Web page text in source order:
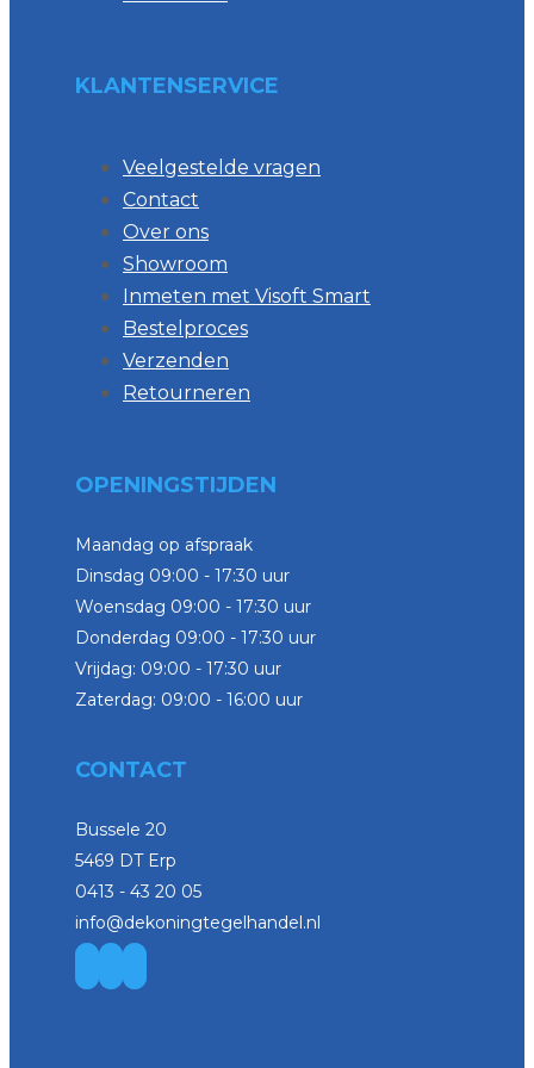
KLANTENSERVICE
Veelgestelde vragen
Contact
Over ons
Showroom
Inmeten met Visoft Smart
Bestelproces
Verzenden
Retourneren
OPENINGSTIJDEN
Maandag op afspraak
Dinsdag 09:00 - 17:30 uur
Woensdag 09:00 - 17:30 uur
Donderdag 09:00 - 17:30 uur
Vrijdag: 09:00 - 17:30 uur
Zaterdag: 09:00 - 16:00 uur
CONTACT
Bussele 20
5469 DT Erp
0413 - 43 20 05
info@dekoningtegelhandel.nl